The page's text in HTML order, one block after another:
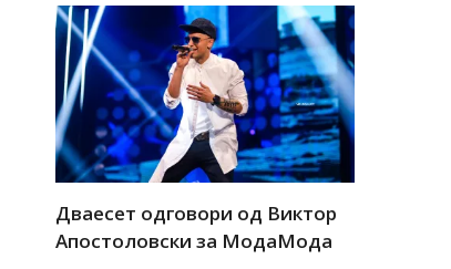
Дваесет одговори од Виктор
Апостоловски за МодаМода